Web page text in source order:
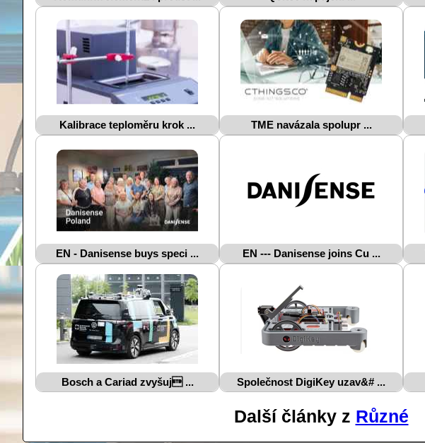
Kalibrace teploměru krok ... TME navázala spolupr ...
EN - Danisense buys speci ... EN --- Danisense joins Cu ...
Bosch a Cariad zvyšuj ... Společnost DigiKey uzav&# ...
Další články z Různé